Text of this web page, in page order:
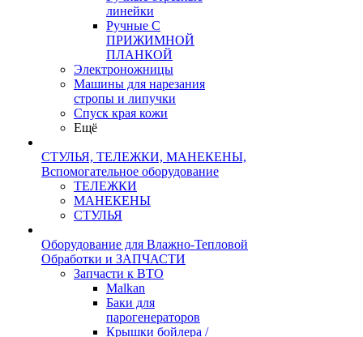
линейки
Ручные С
ПРИЖИМНОЙ
ПЛАНКОЙ
Электроножницы
Машины для нарезания
стропы и липучки
Спуск края кожи
Ещё
СТУЛЬЯ, ТЕЛЕЖКИ, МАНЕКЕНЫ,
Вспомогательное оборудование
ТЕЛЕЖКИ
МАНЕКЕНЫ
СТУЛЬЯ
Оборудование для Влажно-Тепловой
Обработки и ЗАПЧАСТИ
Запчасти к ВТО
Malkan
Баки для
парогенераторов
Крышки бойлера /